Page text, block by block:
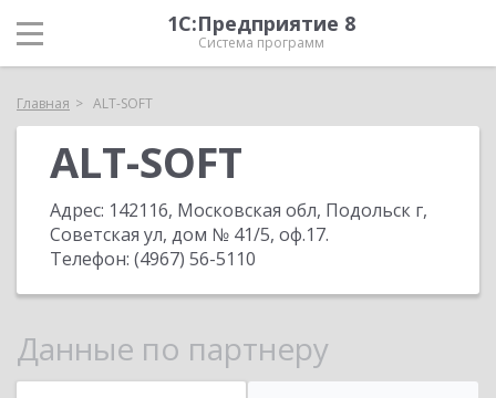
1С:Предприятие 8
Система программ
Главная ALT-SOFT
ALT-SOFT
Адрес: 142116, Московская обл, Подольск г,
Советская ул, дом № 41/5, оф.17.
Телефон: (4967) 56-5110
Данные по партнеру